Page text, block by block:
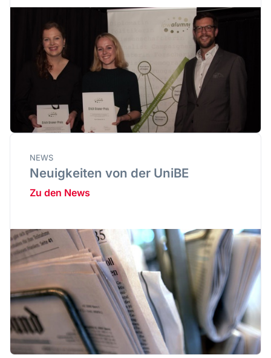
NEWS
Neuigkeiten von der UniBE
Zu den News